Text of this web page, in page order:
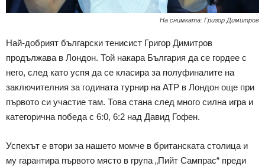
На снимката: Григор Димитров
Най-добрият български тенисист Григор Димитров
продължава в Лондон. Той накара България да се гордее с
него, след като успя да се класира за полуфиналите на
заключителния за годината турнир на ATP в Лондон още при
първото си участие там. Това стана след много силна игра и
категорична победа с 6:0, 6:2 над Давид Гофен.
Успехът е втори за нашето момче в британската столица и
му гарантира първото място в група „Пийт Сампрас“ преди